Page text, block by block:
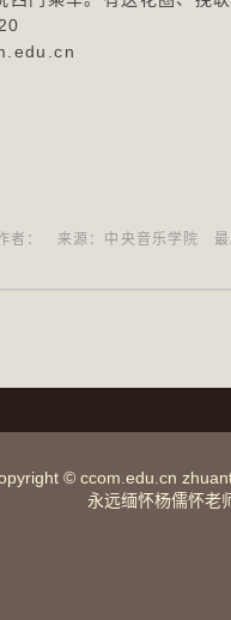
者： 来源：中央音乐学院
© ccom.edu.cn
永远缅怀杨儒怀老